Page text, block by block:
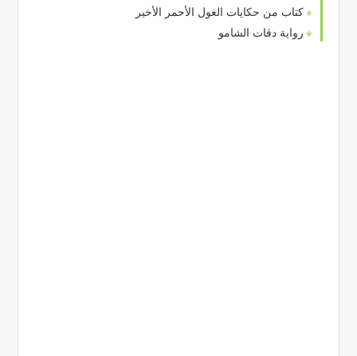
كتاب من حكايات الغول الأحمر الأخير
رواية دقات الشامو